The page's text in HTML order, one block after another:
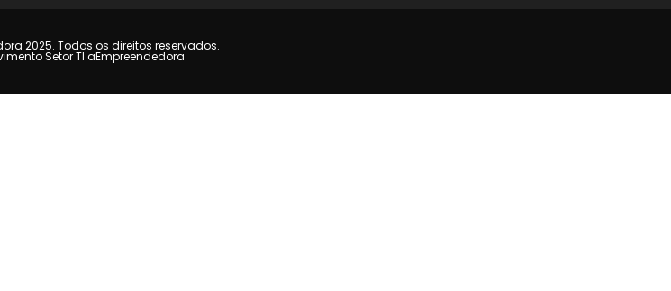
2025. Todos os direitos reservados.
Setor TI aEmpreendedora